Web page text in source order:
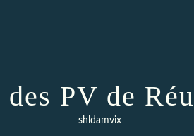
des PV de
shldamvix